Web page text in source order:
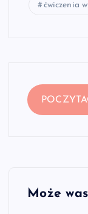
ćwiczenia
Może